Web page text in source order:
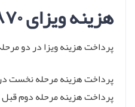
هزینه ویزای ۸۷۰ استرالیا
پرداخت هزینه ویزا در دو
پرداخت هزینه مرحله نخست
پرداخت هزینه مرحله دوم قبل